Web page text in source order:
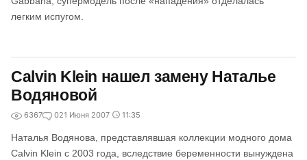
легким испугом.
Calvin Klein нашел замену Наталье
Водяновой
6367 021 Июня 2007 11:35
Наталья Водянова, представлявшая коллекции модного дома
Calvin Klein с 2003 года, вследствие беременности вынуждена